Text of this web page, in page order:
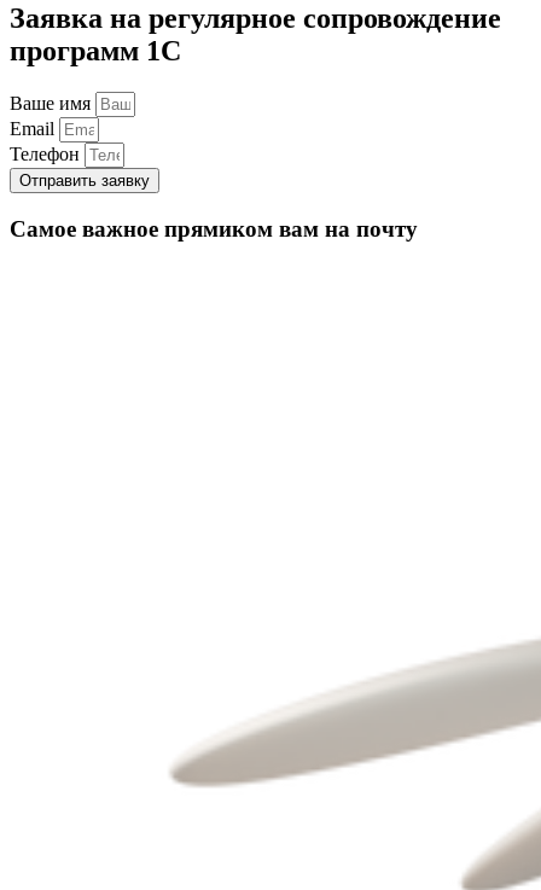
Заявка на регулярное сопровождение
программ 1С
Ваше имя
Email
Телефон
Отправить заявку
Самое важное прямиком вам на почту